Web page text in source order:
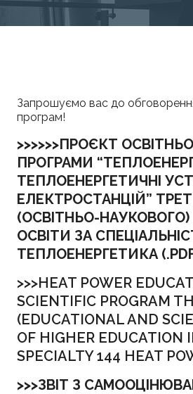
Запрошуємо вас до обговорення
програм!
>>>>>>ПРОЄКТ
ПРОГРАМИ
ТЕПЛОЕНЕРГЕТИЧНІ
ЕЛЕКТРОСТАНЦІЙ”
(ОСВІТНЬО-НАУКОВОГО)
ОСВІТИ ЗА
ТЕПЛОЕНЕРГЕТИКА
>>>HEAT POWER
SCIENTIFIC PROGRAM
(EDUCATIONAL AND
OF HIGHER EDUCATION
SPECIALTY 144 HEAT
>>>ЗВІТ З